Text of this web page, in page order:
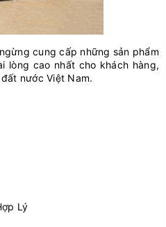
cung cấp những sản phẩm
lòng cao nhất cho khách hàng,
nước Việt Nam.
Lý